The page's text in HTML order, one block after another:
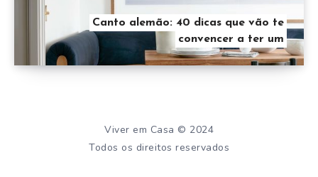
Canto alemão: 40 dicas que vão te
convencer a ter um
Viver em Casa © 2024
Todos os direitos reservados